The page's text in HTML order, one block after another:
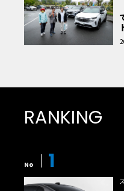
訳です。ですので、ボデ
内装、全て組み上がった
という特殊な段取りとなり
り実車同様に、どちらか
言えます。しかし上手く
いF50を手に入れることが
RANKING
No 1